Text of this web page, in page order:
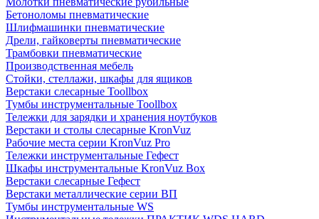
Бетоноломы пневматические
Шлифмашинки пневматические
Дрели, гайковерты пневматические
Трамбовки пневматические
Производственная мебель
Стойки, стеллажи, шкафы для ящиков
Верстаки слесарные Toollbox
Тумбы инструментальные Toollbox
Тележки для зарядки и хранения ноутбуков
Верстаки и столы слесарные KronVuz
Рабочие места серии KronVuz Pro
Тележки инструментальные Гефест
Шкафы инструментальные KronVuz Box
Верстаки слесарные Гефест
Верстаки металлические серии ВП
Тумбы инструментальные WS